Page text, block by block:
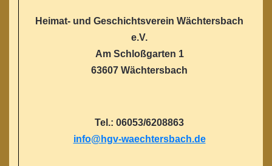
Heimat- und Geschichtsverein Wächtersbach
e.V.
Am Schloßgarten 1
63607 Wächtersbach
Tel.: 06053/6208863
info@hgv-waechtersbach.de